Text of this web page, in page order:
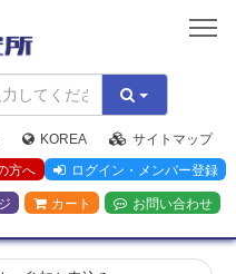
KOREA
サイトマップ
方へ
ログイン・メンバー登録
カート お問い合わせ